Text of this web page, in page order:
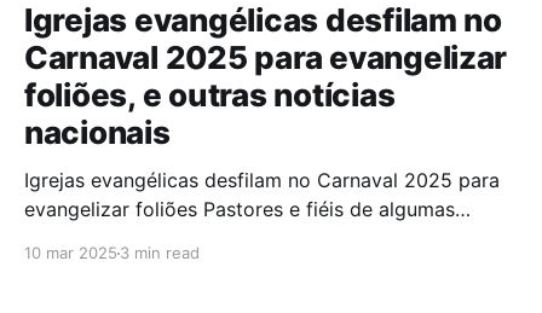
Igrejas evangélicas desfilam no
Carnaval 2025 para evangelizar
foliões, e outras notícias
nacionais
Igrejas evangélicas desfilam no Carnaval 2025 para
evangelizar foliões Pastores e fiéis de algumas
10 mar 2025 3 min read